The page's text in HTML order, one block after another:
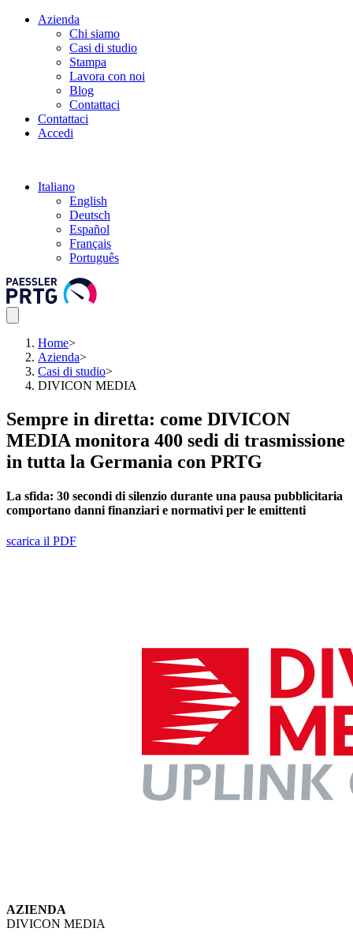
Azienda
Chi siamo
Casi di studio
Stampa
Lavora con noi
Blog
Contattaci
Contattaci
Accedi
Italiano
English
Deutsch
Español
Français
Português
Home>
Azienda>
Casi di studio>
DIVICON MEDIA
Sempre in diretta: come DIVICON
MEDIA monitora 400 sedi di trasmissione
in tutta la Germania con PRTG
La sfida: 30 secondi di silenzio durante una pausa pubblicitaria
comportano danni finanziari e normativi per le emittenti
scarica il PDF
AZIENDA
DIVICON MEDIA